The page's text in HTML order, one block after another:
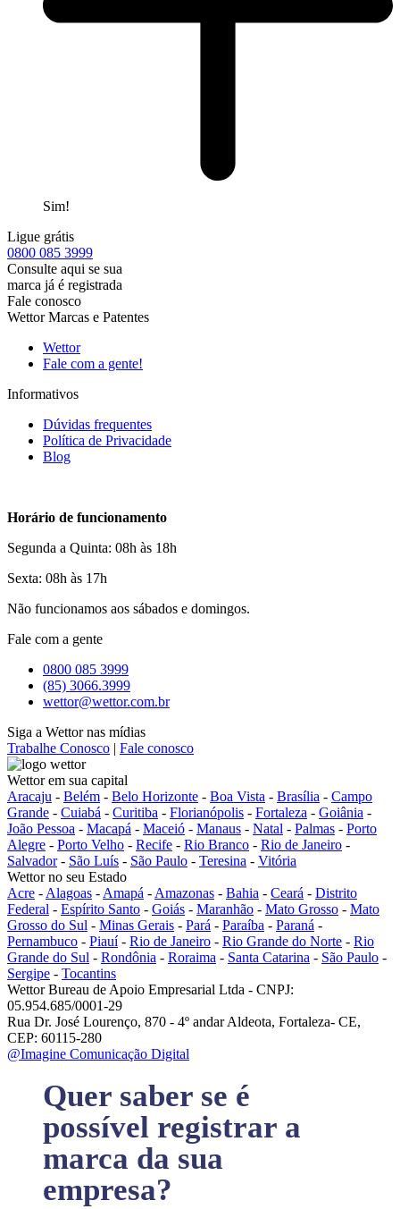
Sim!
Ligue grátis
0800 085 3999
Consulte aqui se sua
marca já é registrada
Fale conosco
Wettor Marcas e Patentes
Wettor
Fale com a gente!
Informativos
Dúvidas frequentes
Política de Privacidade
Blog
Horário de funcionamento
Segunda a Quinta: 08h às 18h
Sexta: 08h às 17h
Não funcionamos aos sábados e domingos.
Fale com a gente
0800 085 3999
(85) 3066.3999
wettor@wettor.com.br
Siga a Wettor nas mídias
Trabalhe Conosco | Fale conosco
Wettor em sua capital
Aracaju - Belém - Belo Horizonte - Boa Vista - Brasília - Campo
Grande - Cuiabá - Curitiba - Florianópolis - Fortaleza - Goiânia -
João Pessoa - Macapá - Maceió - Manaus - Natal - Palmas - Porto
Alegre - Porto Velho - Recife - Rio Branco - Rio de Janeiro -
Salvador- São Luís - São Paulo - Teresina - Vitória
Wettor no seu Estado
Acre - Alagoas - Amapá - Amazonas - Bahia - Ceará - Distrito
Federal - Espírito Santo - Goiás - Maranhão - Mato Grosso - Mato
Grosso do Sul - Minas Gerais - Pará - Paraíba - Paraná -
Pernambuco - Piauí- Rio de Janeiro - Rio Grande do Norte - Rio
Grande do Sul - Rondônia - Roraima - Santa Catarina - São Paulo -
Sergipe - Tocantins
Wettor Bureau de Apoio Empresarial Ltda - CNPJ:
05.954.685/0001-29
Rua Dr. José Lourenço, 870 - 4º andar Aldeota, Fortaleza- CE,
CEP: 60115-280
@Imagine Comunicação Digital
Quer saber se é
possível registrar a
marca da sua
empresa?